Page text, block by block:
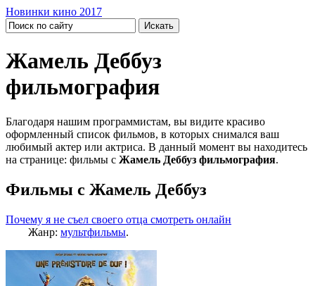
Новинки кино 2017
Жамель Деббуз
фильмография
Благодаря нашим программистам, вы видите красиво
оформленный список фильмов, в которых снимался ваш
любимый актер или актриса. В данный момент вы находитесь
на странице: фильмы с Жамель Деббуз фильмография.
Фильмы с Жамель Деббуз
Почему я не съел своего отца смотреть онлайн
Жанр: мультфильмы.